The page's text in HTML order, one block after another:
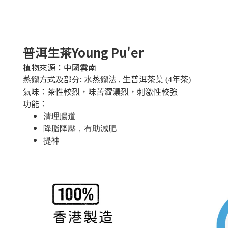
普洱生茶Young Pu'er
植物來源：中國雲南
蒸餾方式及部分: 水蒸餾法 , 生普洱茶葉 (4年茶)
氣味：茶性較烈，味苦澀濃烈，刺激性較強
功能：
清理腸道
降脂降壓，有助減肥
提神